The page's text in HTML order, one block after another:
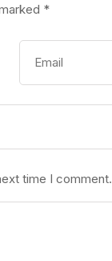
*
time I comment.